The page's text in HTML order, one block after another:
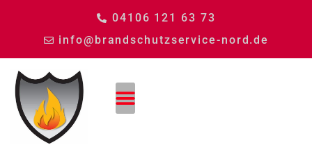
04106 121 63 73
info@brandschutzservice-nord.de